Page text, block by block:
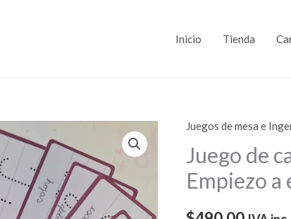
Inicio Tienda
Juegos de mesa e
Juego de
Empiezo
Juego
de
cartas
con